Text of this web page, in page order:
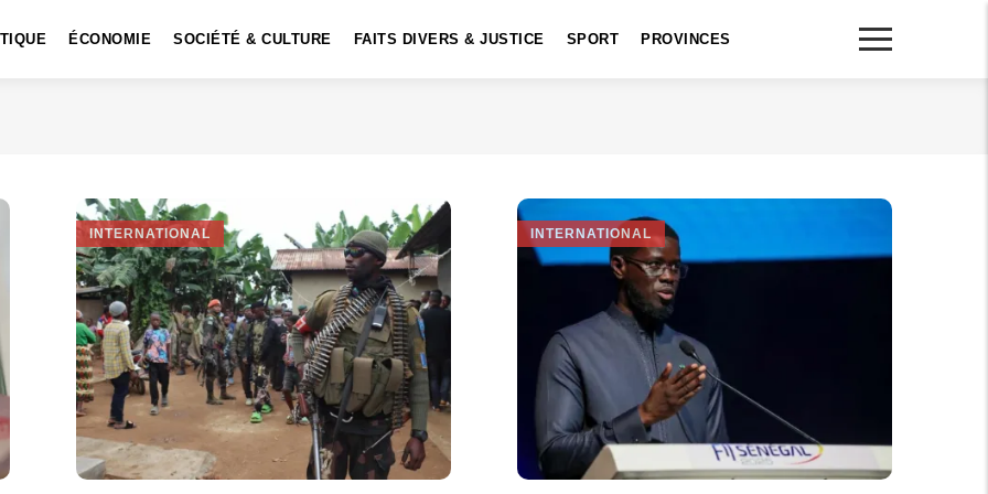
ÉCONOMIE SOCIÉTÉ & CULTURE FAITS DIVERS & JUSTICE SPORT PROVINCES
INTERNATIONAL INTERNATIONAL